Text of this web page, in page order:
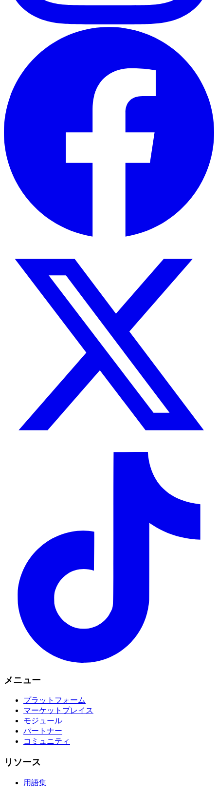
メニュー
プラットフォーム
マーケットプレイス
モジュール
パートナー
コミュニティ
リソース
用語集